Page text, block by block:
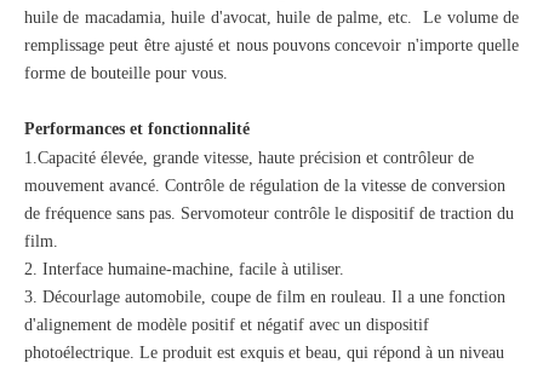
huile de macadamia, huile d'avocat, huile de palme, etc.Le volume de
remplissage peut être ajusté et nous pouvons concevoir n'importe quelle
forme de bouteille pour vous.
Performances et fonctionnalité
1.Capacité élevée, grande vitesse, haute précision et contrôleur de
mouvement avancé. Contrôle de régulation de la vitesse de conversion
de fréquence sans pas. Servomoteur contrôle le dispositif de traction du
film.
2. Interface humaine-machine, facile à utiliser.
3. Décourlage automobile, coupe de film en rouleau. Il a une fonction
d'alignement de modèle positif et négatif avec un dispositif
photoélectrique. Le produit est exquis et beau, qui répond à un niveau